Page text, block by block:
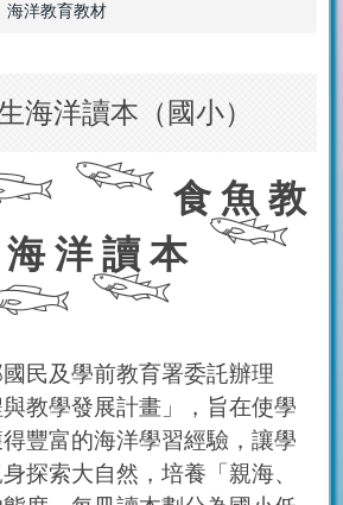
海洋教育教材
海洋讀本（國小）
𓆝 食 魚 教
洋 讀 本 𓆝
𓆝
民及學前教育署委託辦理
與教學發展計畫」，旨在使學
豐富的海洋學習經驗，讓學
探索大自然，培養「親海、